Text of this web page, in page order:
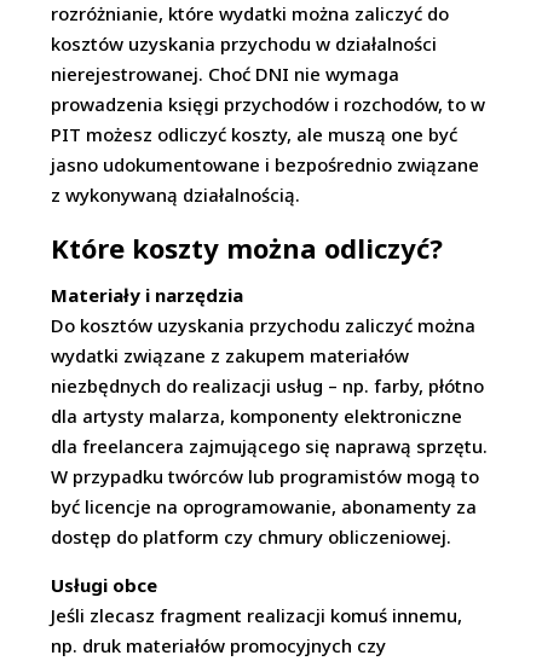
rozróżnianie, które wydatki można zaliczyć do
kosztów uzyskania przychodu w działalności
nierejestrowanej. Choć DNI nie wymaga
prowadzenia księgi przychodów i rozchodów, to w
PIT możesz odliczyć koszty, ale muszą one być
jasno udokumentowane i bezpośrednio związane
z wykonywaną działalnością.
Które koszty można odliczyć?
Materiały i narzędzia
Do kosztów uzyskania przychodu zaliczyć można
wydatki związane z zakupem materiałów
niezbędnych do realizacji usług – np. farby, płótno
dla artysty malarza, komponenty elektroniczne
dla freelancera zajmującego się naprawą sprzętu.
W przypadku twórców lub programistów mogą to
być licencje na oprogramowanie, abonamenty za
dostęp do platform czy chmury obliczeniowej.
Usługi obce
Jeśli zlecasz fragment realizacji komuś innemu,
np. druk materiałów promocyjnych czy